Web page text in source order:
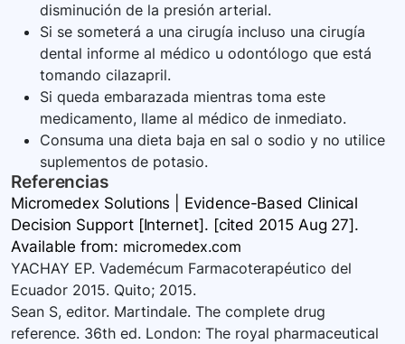
disminución de la presión arterial.
Si se someterá a una cirugía incluso una cirugía
dental informe al médico u odontólogo que está
tomando cilazapril.
Si queda embarazada mientras toma este
medicamento, llame al médico de inmediato.
Consuma una dieta baja en sal o sodio y no utilice
suplementos de potasio.
Referencias
Micromedex Solutions | Evidence-Based Clinical
Decision Support [Internet]. [cited 2015 Aug 27].
Available from: micromedex.com
YACHAY EP. Vademécum Farmacoterapéutico del
Ecuador 2015. Quito; 2015.
Sean S, editor. Martindale. The complete drug
reference. 36th ed. London: The royal pharmaceutical